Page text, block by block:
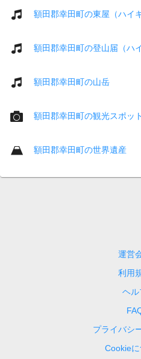
額田郡幸田町の東屋（ハイ
額田郡幸田町の登山届（ハ
額田郡幸田町の山岳
額田郡幸田町の観光スポット
額田郡幸田町の世界遺産
運営
利用
ヘル
プライバシ
Cookie